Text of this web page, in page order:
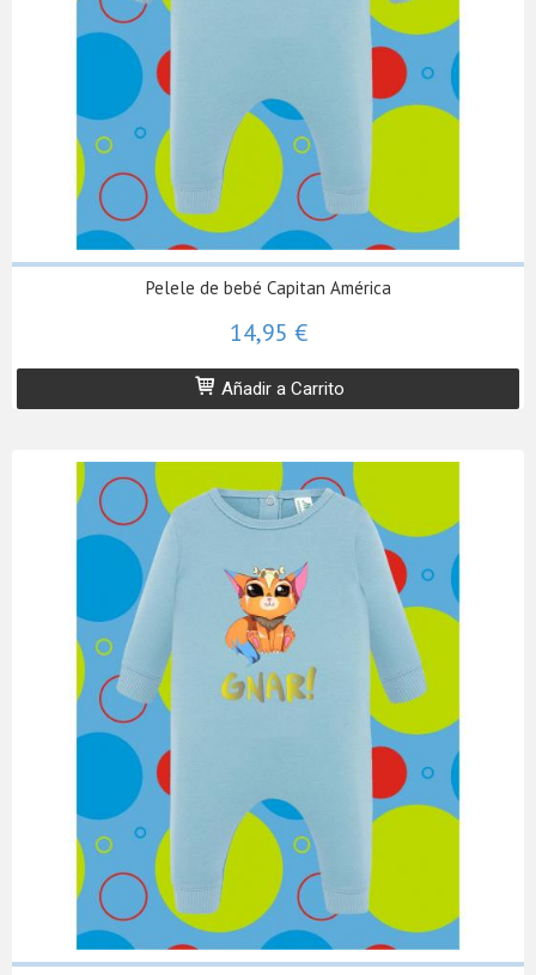
Pelele de bebé Capitan América
14,95 €
Añadir a Carrito